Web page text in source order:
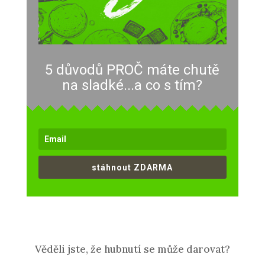
5 důvodů PROČ máte chutě
na sladké...a co s tím?
stáhnout ZDARMA
Věděli jste, že hubnutí se může darovat?